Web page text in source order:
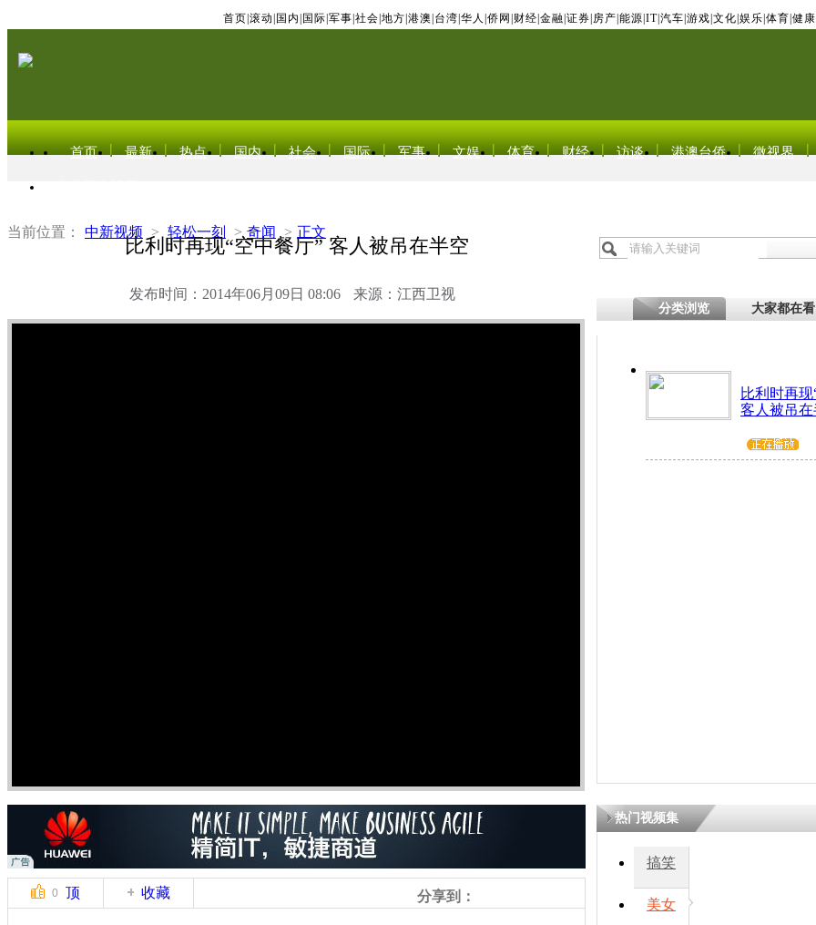
首页 滚动 国内 国际 军事 社会 地方 港澳 台湾 华人 侨网 财经 金融 证券 房产 能源 IT| 汽车 游戏 文化 娱乐 体育 健康
首页 最新 热点 国内 社会 国际 军事 文娱 体育 财经 访谈 港澳台侨 微视界
当前位置： 中新视频 > 轻松一刻 > 奇闻 > 正文
比利时再现“空中餐厅” 客人被吊在半空
发布时间：2014年06月09日 08:06 来源：江西卫视
分类浏览 大家都在看
比利时再
客人被吊
0 顶 收藏 分享到：
热门视频集
搞笑
美女